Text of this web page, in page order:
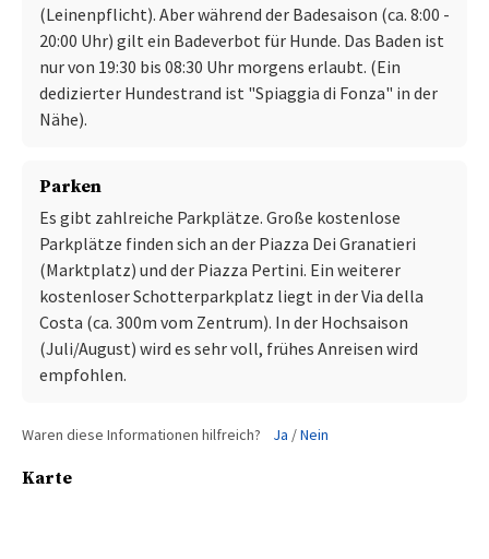
(Leinenpflicht). Aber während der Badesaison (ca. 8:00 -
20:00 Uhr) gilt ein Badeverbot für Hunde. Das Baden ist
nur von 19:30 bis 08:30 Uhr morgens erlaubt. (Ein
dedizierter Hundestrand ist "Spiaggia di Fonza" in der
Nähe).
Parken
Es gibt zahlreiche Parkplätze. Große kostenlose
Parkplätze finden sich an der Piazza Dei Granatieri
(Marktplatz) und der Piazza Pertini. Ein weiterer
kostenloser Schotterparkplatz liegt in der Via della
Costa (ca. 300m vom Zentrum). In der Hochsaison
(Juli/August) wird es sehr voll, frühes Anreisen wird
empfohlen.
Waren diese Informationen hilfreich? Ja /Nein
Karte